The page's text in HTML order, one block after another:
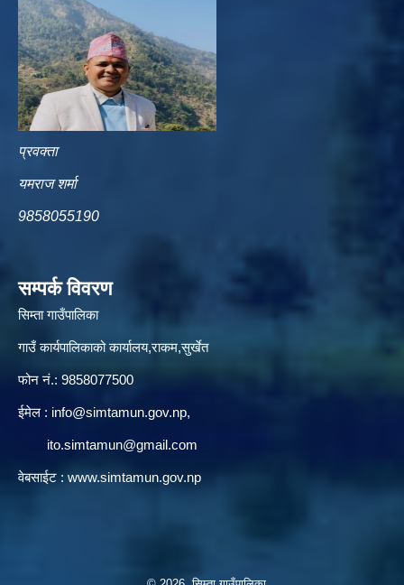
प्रवक्ता
यमराज शर्मा
9858055190
सम्पर्क विवरण
सिम्ता गाउँपालिका
गाउँ कार्यपालिकाको कार्यालय,राकम,सुर्खेत
फोन नं.: 9858077500
ईमेल‌ : info@simtamun.gov.np,
ito.simtamun@gmail.com
वेबसाईट : www.simtamun.gov.np